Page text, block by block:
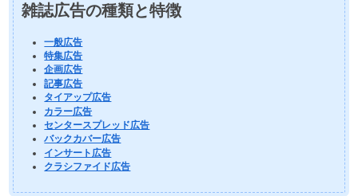
雑誌広告の種類と特徴
一般広告
特集広告
企画広告
記事広告
タイアップ広告
カラー広告
センタースプレッド広告
バックカバー広告
インサート広告
クラシファイド広告